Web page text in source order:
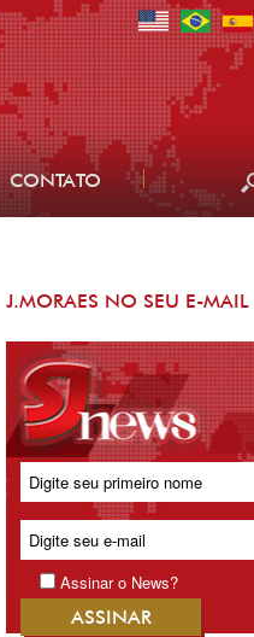
CONTATO
J.MORAES NO SEU E-MAIL
Assinar o News?